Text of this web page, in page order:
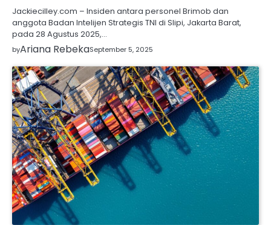
Jackiecilley.com – Insiden antara personel Brimob dan
anggota Badan Intelijen Strategis TNI di Slipi, Jakarta Barat,
pada 28 Agustus 2025,…
byAriana RebekaSeptember 5, 2025